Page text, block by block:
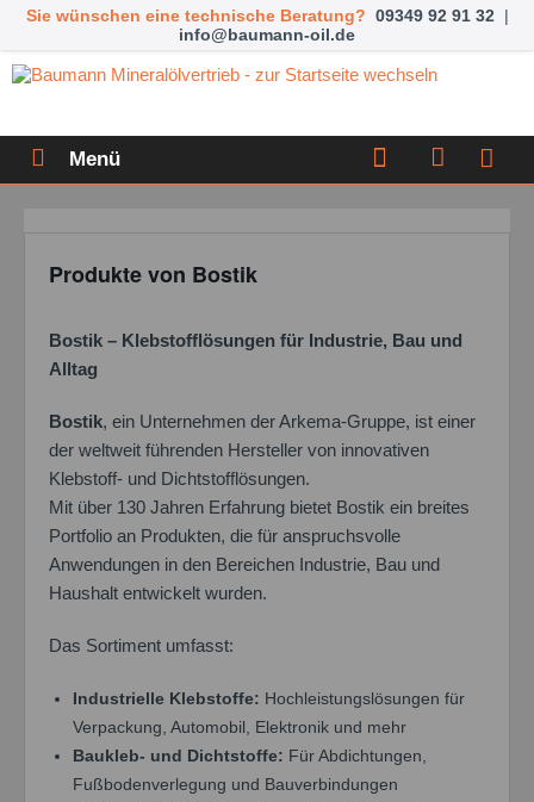
Sie wünschen eine technische Beratung? 09349 92 91 32 |
info@baumann-oil.de
Menü
Produkte von Bostik
Bostik – Klebstofflösungen für Industrie, Bau und
Alltag
Bostik, ein Unternehmen der Arkema-Gruppe, ist einer
der weltweit führenden Hersteller von innovativen
Klebstoff- und Dichtstofflösungen.
Mit über 130 Jahren Erfahrung bietet Bostik ein breites
Portfolio an Produkten, die für anspruchsvolle
Anwendungen in den Bereichen Industrie, Bau und
Haushalt entwickelt wurden.
Das Sortiment umfasst:
Industrielle Klebstoffe: Hochleistungslösungen für
Verpackung, Automobil, Elektronik und mehr
Baukleb- und Dichtstoffe: Für Abdichtungen,
Fußbodenverlegung und Bauverbindungen